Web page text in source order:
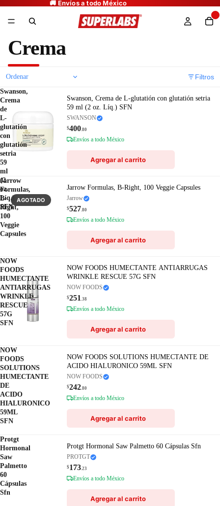
Crema
Filtros
Swanson,
Crema
de
L-
glutatión
con
glutatión
setria
59
ml
(2
oz.
Líq.)
SFN
Swanson, Crema de L-glutatión con glutatión setria
59 ml (2 oz. Líq.) SFN
SWANSON
$400.80
Envíos a todo México
Agregar al carrito
Jarrow
Formulas,
B-
Right,
100
Veggie
Capsules
AGOTADO
Jarrow Formulas, B-Right, 100 Veggie Capsules
Jarrow
$527.80
Envíos a todo México
Agregar al carrito
NOW
FOODS
HUMECTANTE
ANTIARRUGAS
WRINKLE
RESCUE
57G
SFN
NOW FOODS HUMECTANTE ANTIARRUGAS
WRINKLE RESCUE 57G SFN
NOW FOODS
$251.38
Envíos a todo México
Agregar al carrito
NOW
FOODS
SOLUTIONS
HUMECTANTE
DE
ACIDO
HIALURONICO
59ML
SFN
NOW FOODS SOLUTIONS HUMECTANTE DE
ACIDO HIALURONICO 59ML SFN
NOW FOODS
$242.80
Envíos a todo México
Agregar al carrito
Protgt
Hormonal
Saw
Palmetto
60
Cápsulas
Sfn
Protgt Hormonal Saw Palmetto 60 Cápsulas Sfn
PROTGT
$173.23
Envíos a todo México
Agregar al carrito